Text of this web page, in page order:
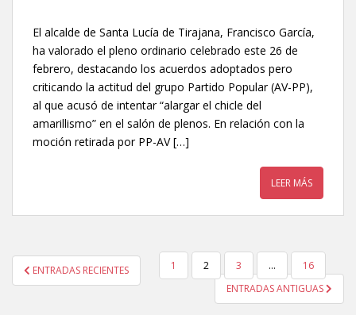
El alcalde de Santa Lucía de Tirajana, Francisco García,
ha valorado el pleno ordinario celebrado este 26 de
febrero, destacando los acuerdos adoptados pero
criticando la actitud del grupo Partido Popular (AV-PP),
al que acusó de intentar “alargar el chicle del
amarillismo” en el salón de plenos. En relación con la
moción retirada por PP-AV […]
LEER MÁS
NAVEGACIÓN DE ENTRADAS
ENTRADAS RECIENTES 1 2 3 …
16
ENTRADAS ANTIGUAS